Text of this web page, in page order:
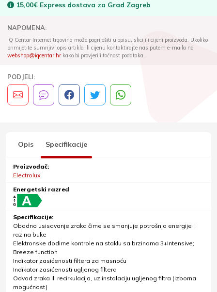
15,00€ Express dostava za Grad Zagreb
NAPOMENA:
IQ Centar Internet trgovina može pogriješiti u opisu, slici ili cijeni proizvoda. Ukoliko
primijetite sumnjivi opis artikla ili cijenu kontaktirajte nas putem e-maila na
webshop@iqcentar.hrkako bi provjerili točnost podataka.
PODJELI:
Opis Specifikacije
Proizvođač:
Electrolux
Energetski razred
Specifikacije:
Obodno usisavanje zraka čime se smanjuje potrošnja energije i
razina buke
Elektronske dodirne kontrole na staklu sa brzinama 3+Intensive;
Breeze function
Indikator zasićenosti filtera za masnoću
Indikator zasićenosti ugljenog filtera
Odvod zraka ili recirkulacija, uz instalaciju ugljenog filtra (izborna
mogućnost)